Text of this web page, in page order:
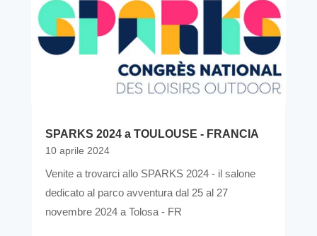
SPARKS 2024 a TOULOUSE - FRANCIA
10 aprile 2024
Venite a trovarci allo SPARKS 2024 - il salone
dedicato al parco avventura dal 25 al 27
novembre 2024 a Tolosa - FR